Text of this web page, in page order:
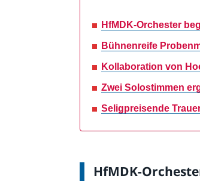
HfMDK-Orchester
Bühnenreife
Kollaboration von
Zwei Solostimmen
Seligpreisende
HfMDK-